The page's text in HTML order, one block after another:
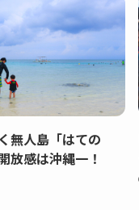
無人島「はての
放感は沖縄一！